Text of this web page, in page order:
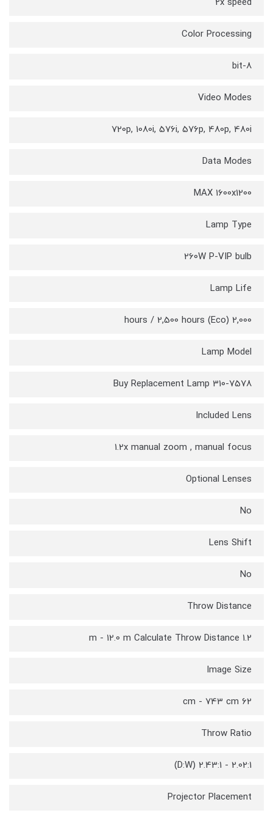
Color Processing
8-bit
Video Modes
720p, 1080i, 576i, 576p, 480p, 480i
Data Modes
MAX 1600x1200
Lamp Type
260W P-VIP bulb
Lamp Life
2,000 hours / 2,500 hours (Eco)
Lamp Model
310-7578 Buy Replacement Lamp
Included Lens
1.2x manual zoom , manual focus
Optional Lenses
No
Lens Shift
No
Throw Distance
1.2 m - 12.0 m Calculate Throw Distance
Image Size
62 cm - 743 cm
Throw Ratio
2.02:1 - 2.43:1 (D:W)
Projector Placement